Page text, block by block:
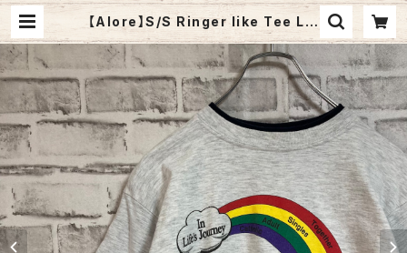
【Alore】S/S Ringer like Tee L 9
0s vintage リンガーライク レイヤ
ード Tシャツ ツートン ヴィンテージ
シングルステッチ アメリカ USA 古着
| Fuzzy Fuzzy